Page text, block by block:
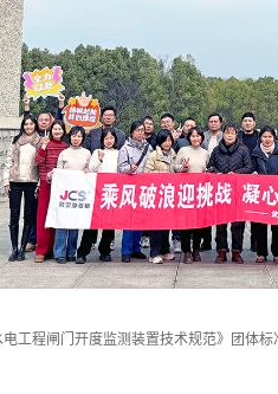
工程闸门开度监测装置技术规范》团体标